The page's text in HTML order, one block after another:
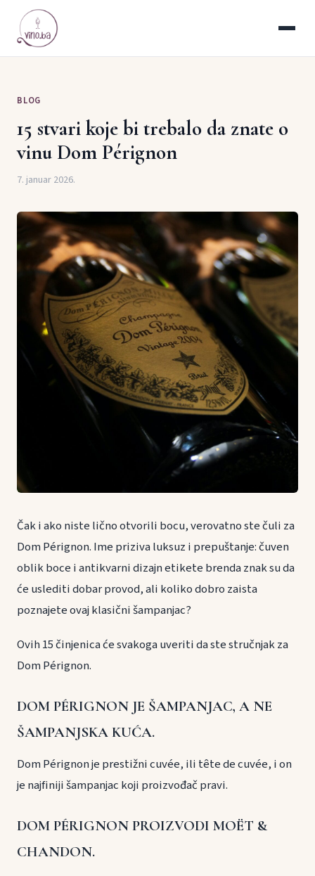
BLOG
15 stvari koje bi trebalo da znate o
vinu Dom Pérignon
7. januar 2026.
Čak i ako niste lično otvorili bocu, verovatno ste čuli za
Dom Pérignon. Ime priziva luksuz i prepuštanje: čuven
oblik boce i antikvarni dizajn etikete brenda znak su da
će uslediti dobar provod, ali koliko dobro zaista
poznajete ovaj klasični šampanjac?
Ovih 15 činjenica će svakoga uveriti da ste stručnjak za
Dom Pérignon.
DOM PÉRIGNON JE ŠAMPANJAC, A NE
ŠAMPANJSKA KUĆA.
Dom Pérignon je prestižni cuvée, ili tête de cuvée, i on
je najfiniji šampanjac koji proizvođač pravi.
DOM PÉRIGNON PROIZVODI MOËT &
CHANDON.